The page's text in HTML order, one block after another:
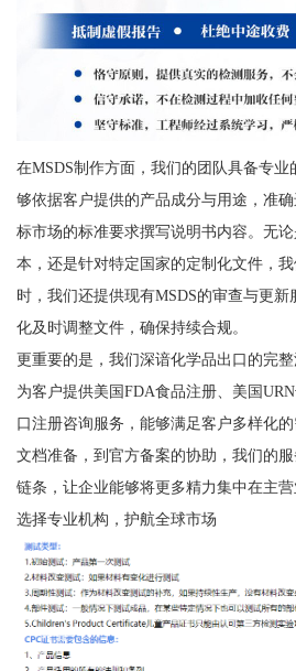
在MSDS制作方面，我们的团队具备专
够依据客户提供的产品成分与用途，准
标市场的标准要求撰写说明书内容。无
本，还是针对特定国家的定制化文件，
时，我们还提供现有MSDS的审查与更
化及时调整文件，确保持续合规。
更重要的是，我们深谙化学品出口的完
为客户提供美国FDA食品注册、美国
口注册咨询服务，能够满足客户多样化
文档准备，到官方备案的协助，我们的
链条，让企业能够将更多精力集中在主营
选择专业机构，护航全球市场